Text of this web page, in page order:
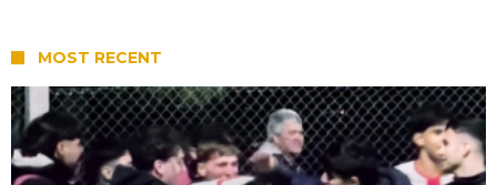
MOST RECENT